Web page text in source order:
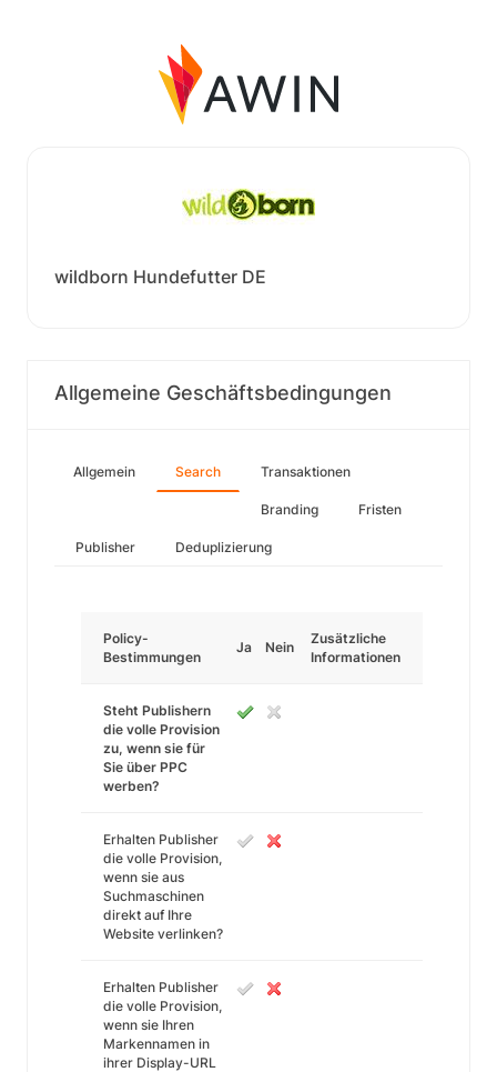
wildborn Hundefutter DE
Allgemeine Geschäftsbedingungen
Allgemein Search Transaktionen
Branding Fristen
Publisher Deduplizierung
Policy-
Bestimmungen
Ja Nein
Zusätzliche
Informationen
Steht Publishern
die volle Provision
zu, wenn sie für
Sie über PPC
werben?
Erhalten Publisher
die volle Provision,
wenn sie aus
Suchmaschinen
direkt auf Ihre
Website verlinken?
Erhalten Publisher
die volle Provision,
wenn sie Ihren
Markennamen in
ihrer Display-URL